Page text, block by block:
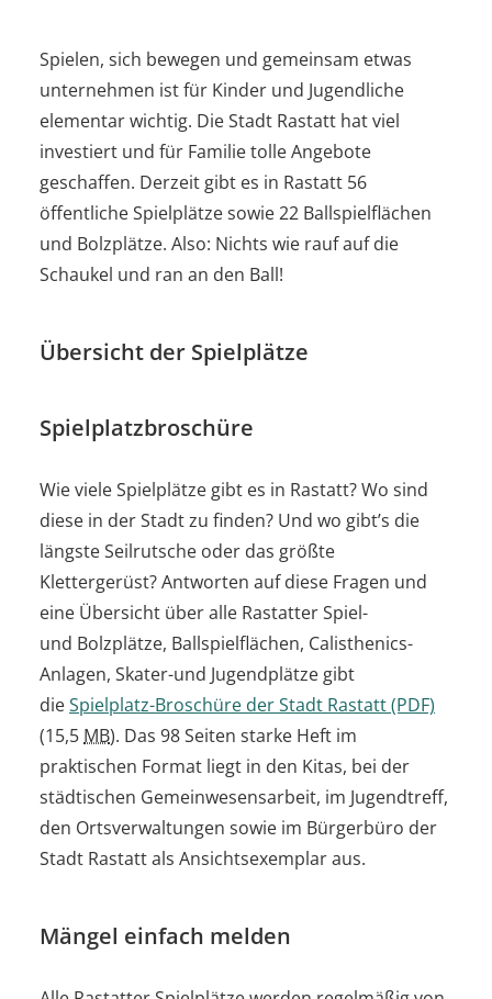
Spielen, sich bewegen und gemeinsam etwas
unternehmen ist für Kinder und Jugendliche
elementar wichtig. Die Stadt Rastatt hat viel
investiert und für Familie tolle Angebote
geschaffen. Derzeit gibt es in Rastatt 56
öffentliche Spielplätze sowie 22 Ballspielflächen
und Bolzplätze. Also: Nichts wie rauf auf die
Schaukel und ran an den Ball!
Übersicht der Spielplätze
Spielplatzbroschüre
Wie viele Spielplätze gibt es in Rastatt? Wo sind
diese in der Stadt zu finden? Und wo gibt’s die
längste Seilrutsche oder das größte
Klettergerüst? Antworten auf diese Fragen und
eine Übersicht über alle Rastatter Spiel-
und Bolzplätze, Ballspielflächen, Calisthenics-
Anlagen, Skater-und Jugendplätze gibt
dieSpielplatz-Broschüre der Stadt Rastatt(PDF)
(15,5 MB). Das 98 Seiten starke Heft im
praktischen Format liegt in den Kitas, bei der
städtischen Gemeinwesensarbeit, im Jugendtreff,
den Ortsverwaltungen sowie im Bürgerbüro der
Stadt Rastatt als Ansichtsexemplar aus.
Mängel einfach melden